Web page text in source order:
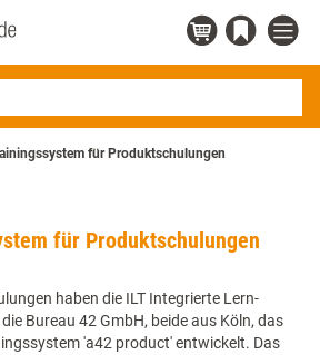
für Produktschulungen
für Produktschulungen
haben die ILT Integrierte Lern-
Bureau 42 GmbH, beide aus Köln, das
'a42 product' entwickelt. Das